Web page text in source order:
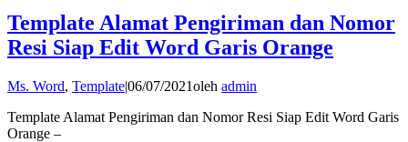
Template Alamat Pengiriman dan Nomor
Resi Siap Edit Word Garis Orange
Ms. Word, Template|06/07/2021oleh admin
Template Alamat Pengiriman dan Nomor Resi Siap Edit Word Garis
Orange –